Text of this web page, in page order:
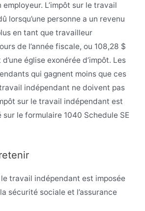
employeur. L’impôt sur le travail
lorsqu’une personne a un revenu
en tant que travailleur
de l’année fiscale, ou 108,28 $
église exonérée d’impôt. Les
qui gagnent moins que ces
indépendant ne doivent pas
sur le travail indépendant est
le formulaire 1040 Schedule SE
travail indépendant est imposée
sécurité sociale et l’assurance